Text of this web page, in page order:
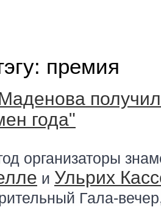
премия
года"
организаторы
и Ульрих
Гала-